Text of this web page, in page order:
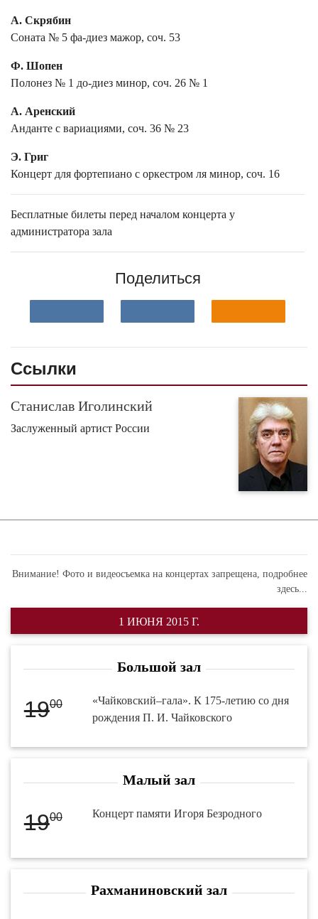
А. Скрябин
Соната № 5 фа-диез мажор, соч. 53
Ф. Шопен
Полонез № 1 до-диез минор, соч. 26 № 1
А. Аренский
Анданте с вариациями, соч. 36 № 23
Э. Григ
Концерт для фортепиано с оркестром ля минор, соч. 16
Бесплатные билеты перед началом концерта у
администратора зала
Поделиться
Ссылки
Станислав Иголинский
Заслуженный артист России
Внимание! Фото и видеосъемка на концертах запрещена, подробнее
здесь...
1 ИЮНЯ 2015 Г.
Большой зал
1900
«Чайковский–гала». К 175-летию со дня
рождения П. И. Чайковского
Малый зал
1900 Концерт памяти Игоря Безродного
Рахманиновский зал